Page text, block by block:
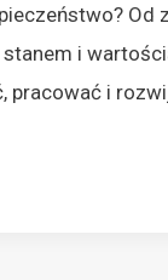
Od
i
pracować i